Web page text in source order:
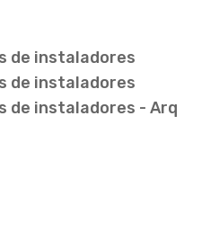
de instaladores
de instaladores
de instaladores - Arq